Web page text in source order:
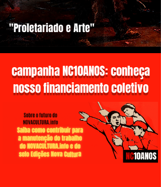
"Proletariado e Arte"
campanha NC10ANOS: conheça
nosso financiamento coletivo